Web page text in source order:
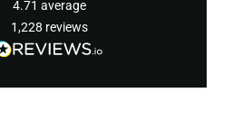
4.71 average
1,228 reviews